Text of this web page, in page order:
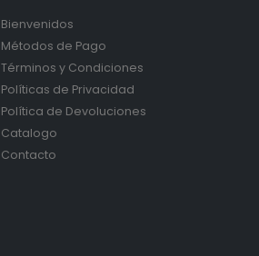
Bienvenidos
Métodos de Pago
Términos y Condiciones
Políticas de Privacidad
Política de Devoluciones
Catalogo
Contacto